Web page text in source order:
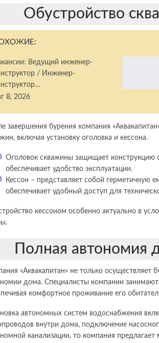
Обустройство
Ведущий инженер-
/ Инженер-
8, 2026
завершения бурения компания
включая установку оголовка и кессона.
Оголовок скважины защищает конструкцию
обеспечивает удобство эксплуатации.
Кессон – представляет собой герметичную
обеспечивает удобный доступ для
кессоном особенно актуально в
Полная автономия
«Аквакапитан» не только
дома. Специалисты компании
комфортное проживание его
автономных систем водоснабжения
внутри дома, подключение
канализации, то компания